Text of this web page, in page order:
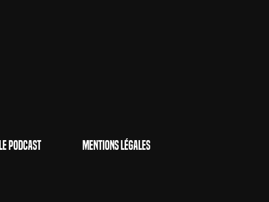
Le Podcast
Mentions Légales